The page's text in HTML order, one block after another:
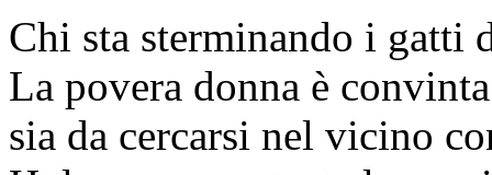
Chi sta sterminando i gatti
La povera donna è
sia da cercarsi nel vicino